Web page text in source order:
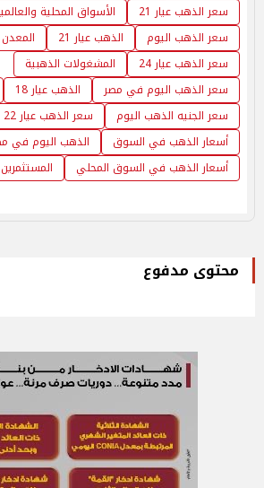
سعر الذهب عيار 21
الأسواق المحلية
سعر الذهب اليوم
الذهب عيار 21
سعر الذهب عيار 24
المشغولات الذهبية
سعر الذهب اليوم في مصر
الذهب عيار 18
سعر الجنيه الذهب اليوم
سعر الذهب عيار 22
أسعار الذهب في السوق
الذهب اليوم في
أسعار الذهب في السوق المحلي
محتوى مدفوع